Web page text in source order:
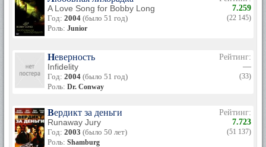
A Love Song for Bobby Long
Год: 2004 (было 51 год)
Роль: Junior
7.259
(22 145)
Неверность
Infidelity
Год: 2004 (было 51 год)
Роль: Dr. Conway
Рейтинг:
—
(33)
Вердикт за деньги
Runaway Jury
Год: 2003 (было 50 лет)
Роль: Shamburg
Рейтинг:
7.723
(51 137)